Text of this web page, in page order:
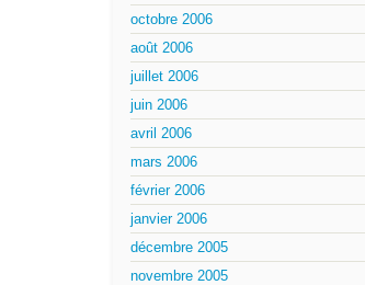
octobre 2006
août 2006
juillet 2006
juin 2006
avril 2006
mars 2006
février 2006
janvier 2006
décembre 2005
novembre 2005